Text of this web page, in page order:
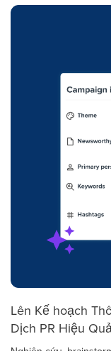
Lên Kế hoạch
Dịch PR Hiệu